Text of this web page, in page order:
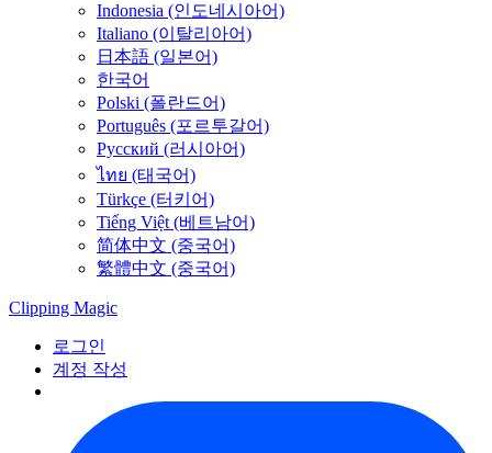
Indonesia (인도네시아어)
Italiano (이탈리아어)
日本語 (일본어)
한국어
Polski (폴란드어)
Português (포르투갈어)
Русский (러시아어)
ไทย (태국어)
Türkçe (터키어)
Tiếng Việt (베트남어)
简体中文 (중국어)
繁體中文 (중국어)
Clipping Magic
로그인
계정 작성